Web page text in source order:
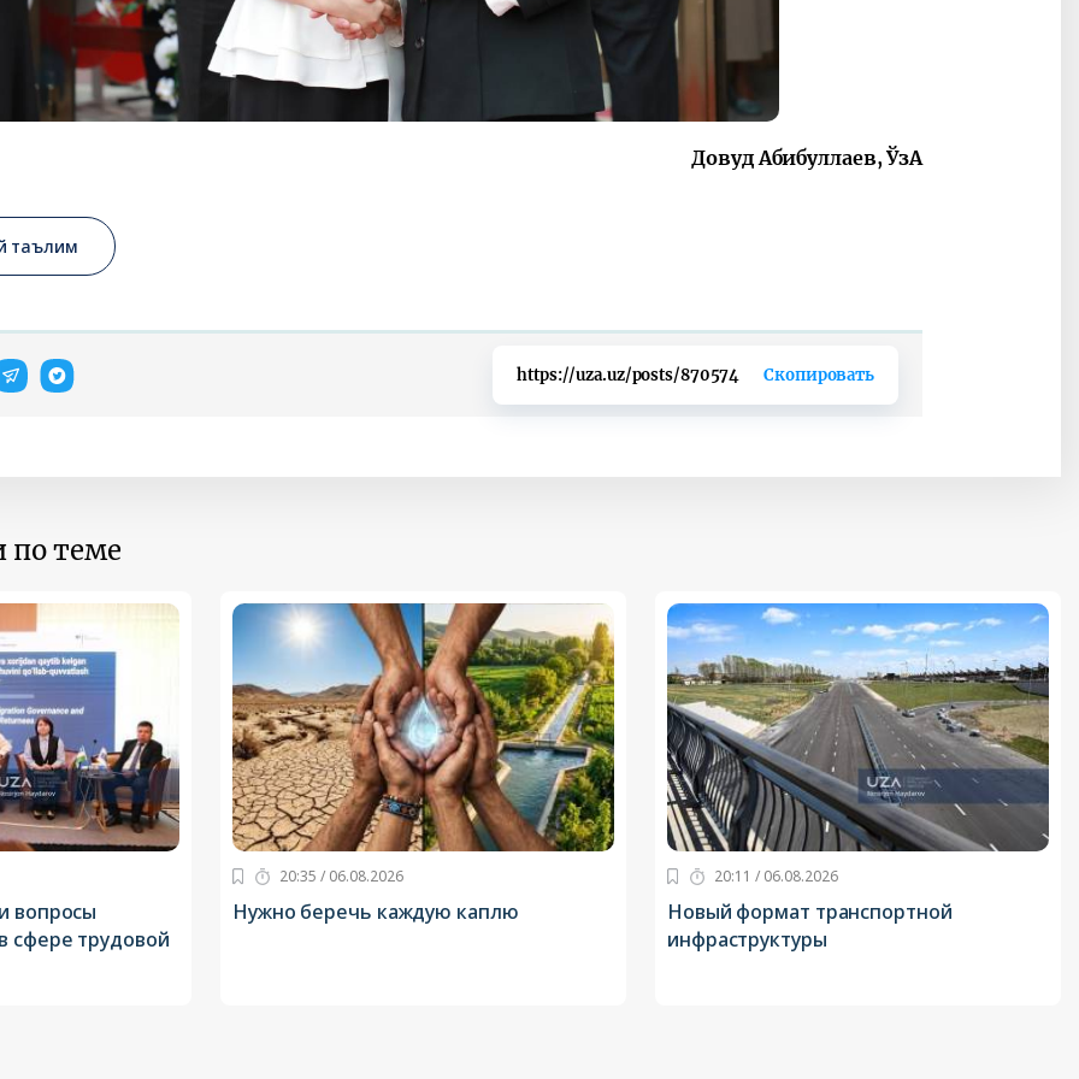
Довуд Абибуллаев, ЎзА
таълим
https://uza.uz/posts/870574 Скопировать
по теме
вопросы
трудовой
20:35 / 06.08.2026
Нужно беречь каждую каплю
20:11 / 06.08.2026
Новый формат транспортной
инфраструктуры